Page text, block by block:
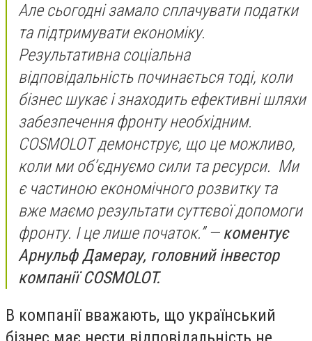
Але сьогодні замало сплачувати податки
та підтримувати економіку.
Результативна соціальна
відповідальність починається тоді, коли
бізнес шукає і знаходить ефективні шляхи
забезпечення фронту необхідним.
COSMOLOT демонструє, що це можливо,
коли ми об’єднуємо сили та ресурси. Ми
є частиною економічного розвитку та
вже маємо результати суттєвої допомоги
фронту. І це лише початок.”—коментує
Арнульф Дамерау, головний інвестор
компанії COSMOLOT.
В компанії вважають, що український